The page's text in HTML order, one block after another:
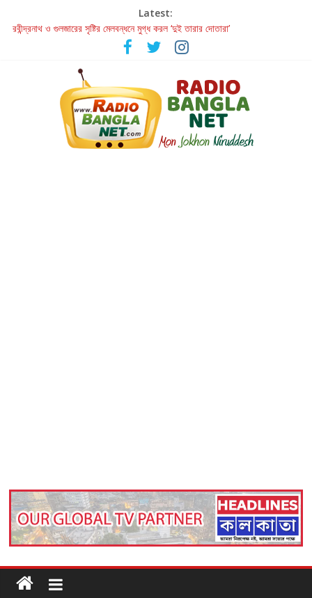
Latest:
রবীন্দ্রনাথ ও গুলজারের সৃষ্টির মেলবন্ধনে মুগ্ধ করল ‘দুই তারার দোতারা’
কলের গান থেকে রীলস্ — বাঙালির গান শোনার বিবর্তনের গল্প
জগন্নাথমঙ্গলম্ — বাংলায় প্রথমবার মঞ্চে এবার রথযাত্রার উদযাপন
Retribution: A Thought-Provoking Short Film That Challenges
Our Understanding of Justice
হাওয়া বদলের টলিউডে ‘তুমি এলে তাই’